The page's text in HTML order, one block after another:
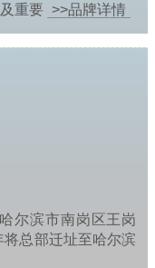
重要 >>品牌详情
尔滨市南岗区王岗
总部迁址至哈尔滨